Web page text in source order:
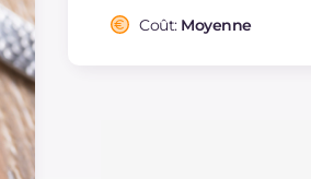
Coût: Moyenne